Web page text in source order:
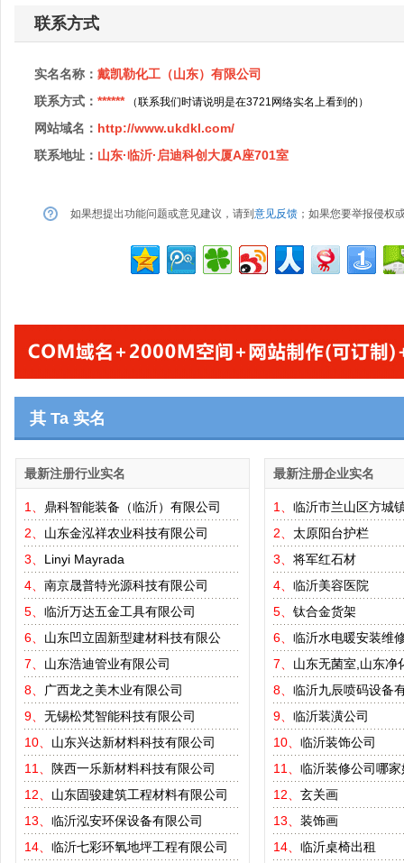
联系方式
实名名称： 戴凯勒化工（山东）有限公司
联系方式： ******（联系我们时请说明是在3721网络实名上看到的）
网站域名： http://www.ukdkl.com/
联系地址： 山东·临沂·启迪科创大厦A座701室
如果想提出功能问题或意见建议，请到 意见反馈 ；如果您要举报侵权
其 Ta 实名
最新注册行业实名
1、 鼎科智能装备（临沂）有限公司
2、 山东金泓祥农业科技有限公司
3、 Linyi Mayrada
4、 南京晟普特光源科技有限公司
5、 临沂万达五金工具有限公司
6、 山东凹立固新型建材科技有限公
7、 山东浩迪管业有限公司
8、
广西龙之美木业有限公司
9、 无锡松梵智能科技有限公司
10、 山东兴达新材料科技有限公司
11、
陕西一乐新材料科技有限公司
12、 山东固骏建筑工程材料有限公司
13、 临沂泓安环保设备有限公司
14、 临沂七彩环氧地坪工程有限公司
最新注册企业实名
1、 临沂市兰山区方城
2、 太原阳台护栏
3、 将军红石材
4、 临沂美容医院
5、 钛合金货架
6、 临沂水电暖安装维
7、 山东无菌室,山东净
8、 临沂九辰喷码设备
9、 临沂装潢公司
10、 临沂装饰公司
11、 临沂装修公司哪家
12、 玄关画
13、 装饰画
14、 临沂桌椅出租